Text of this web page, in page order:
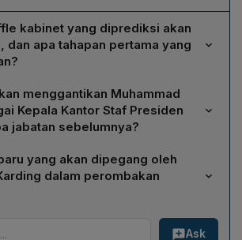
kabinet yang diprediksi akan
dan apa tahapan pertama yang
diperkirakan dimulai pada Senin, 27
dilakukan secara bertahap. Tahap awal
posisi kepala badan, seperti Kepala
dan Kepala Badan Karantina
menggantikan Muhammad
Kepala Kantor Staf Presiden
jabatan sebelumnya?
Dudung Abdurachman akan
Kepala KSP. Sebelumnya ia menjabat
Khusus Presiden Bidang Pertahanan
yang akan dipegang oleh
dalam perombakan
politisi PKB yang pernah menjabat
Pekerja Migran Indonesia (P2MI)
Ask